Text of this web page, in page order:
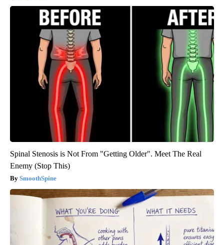
Spinal Stenosis is Not From "Getting Older". Meet The Real
Enemy (Stop This)
SmoothSpine